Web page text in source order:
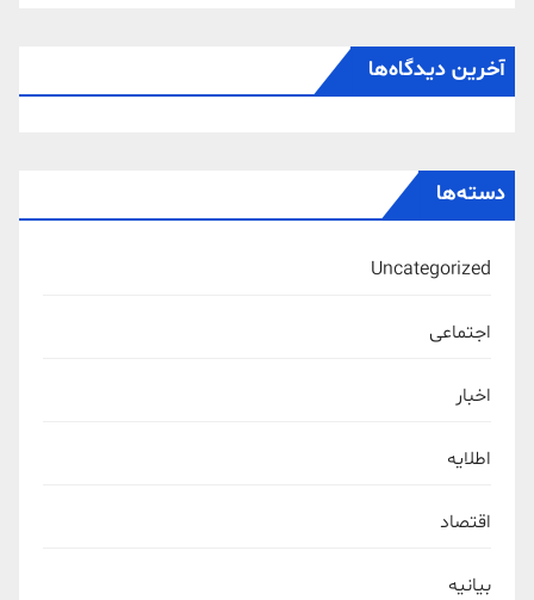
آخرین دیدگاه‌ها
دسته‌ها
Uncategorized
اجتماعی
اخبار
اطلایه
اقتصاد
بیانیه